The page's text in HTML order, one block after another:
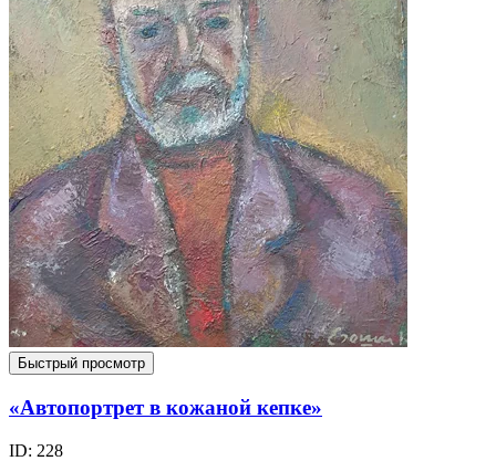
Быстрый просмотр
«Автопортрет в кожаной кепке»
ID: 228